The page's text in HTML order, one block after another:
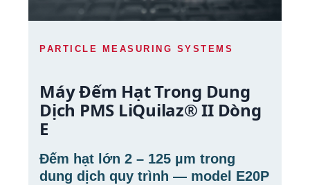
PARTICLE MEASURING SYSTEMS
Máy Đếm Hạt Trong Dung
Dịch PMS LiQuilaz® II Dòng
E
Đếm hạt lớn 2 – 125 µm trong
dung dịch quy trình — model E20P